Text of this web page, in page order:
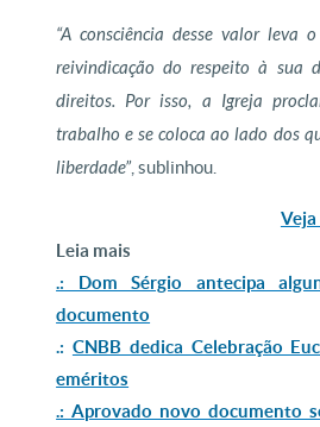
“A consciência desse valor leva
reivindicação do respeito à sua
direitos. Por isso, a Igreja
trabalho e se coloca ao lado dos
liberdade”, sublinhou.
Leia mais
.: Dom Sérgio antecipa
documento
.: CNBB dedica Celebração
eméritos
.: Aprovado novo documento